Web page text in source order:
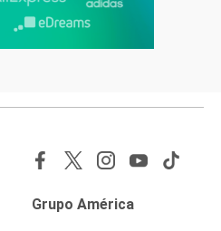
Grupo América